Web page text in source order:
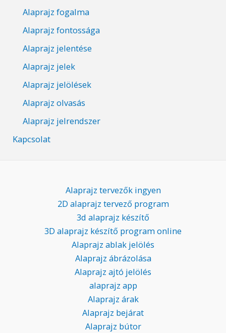
Alaprajz fogalma
Alaprajz fontossága
Alaprajz jelentése
Alaprajz jelek
Alaprajz jelölések
Alaprajz olvasás
Alaprajz jelrendszer
Kapcsolat
Alaprajz tervezők ingyen
2D alaprajz tervező program
3d alaprajz készítő
3D alaprajz készítő program online
Alaprajz ablak jelölés
Alaprajz ábrázolása
Alaprajz ajtó jelölés
alaprajz app
Alaprajz árak
Alaprajz bejárat
Alaprajz bútor